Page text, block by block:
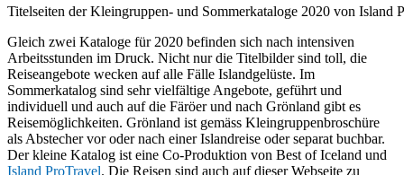
Titelseiten der Kleingruppen- und Sommerkataloge 2020 von Island
Gleich zwei Kataloge für 2020 befinden sich nach intensiven
Arbeitsstunden im Druck. Nicht nur die Titelbilder sind toll, die
Reiseangebote wecken auf alle Fälle Islandgelüste. Im
Sommerkatalog sind sehr vielfältige Angebote, geführt und
individuell und auch auf die Färöer und nach Grönland gibt es
Reisemöglichkeiten. Grönland ist gemäss Kleingruppenbroschüre
als Abstecher vor oder nach einer Islandreise oder separat buchbar.
Der kleine Katalog ist eine Co-Produktion von Best of Iceland und
Island ProTravel. Die Reisen sind auch auf dieser Webseite zu